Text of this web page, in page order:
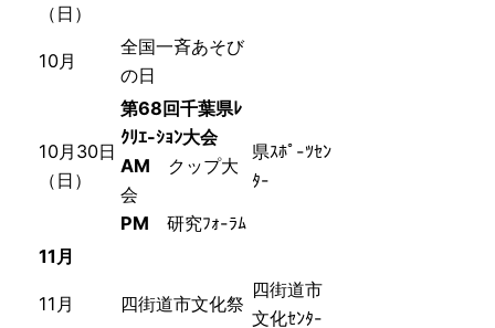
（日）
10月
全国一斉あそび
の日
10月30日
（日）
第68回千葉県ﾚ
ｸﾘｴ-ｼｮﾝ大会
AM クップ大
会
PM 研究ﾌｫ-ﾗﾑ
県ｽﾎﾟ-ﾂｾﾝ
ﾀ-
11月
11月 四街道市文化祭
四街道市
文化ｾﾝﾀ-